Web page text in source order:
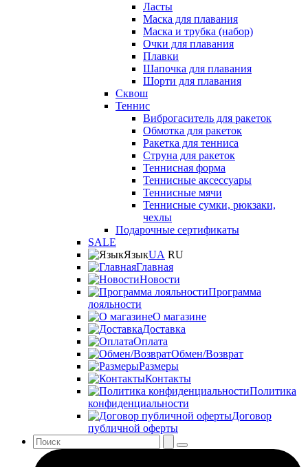
Ласты
Маска для плавания
Маска и трубка (набор)
Очки для плавания
Плавки
Шапочка для плавания
Шорти для плавания
Сквош
Теннис
Виброгаситель для ракеток
Обмотка для ракеток
Ракетка для тенниса
Струна для ракеток
Теннисная форма
Теннисные аксессуары
Теннисные мячи
Теннисные сумки, рюкзаки,
чехлы
Подарочные сертификаты
SALE
ЯзыкUA RU
Главная
Новости
Программа
лояльности
О магазине
Доставка
Оплата
Обмен/Возврат
Размеры
Контакты
Политика
конфиденциальности
Договор
публичной оферты